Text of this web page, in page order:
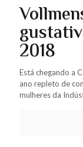
2018
Está chegando a
ano repleto de
mulheres da